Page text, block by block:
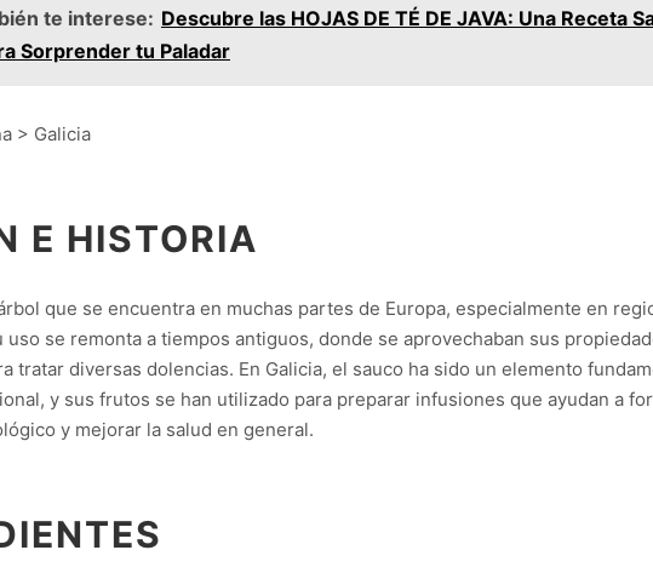
te interese: Descubre las HOJAS DE TÉ DE JAVA: Una Receta
Sorprender tu Paladar
> Galicia
E HISTORIA
que se encuentra en muchas partes de Europa, especialmente en
uso se remonta a tiempos antiguos, donde se aprovechaban sus
tratar diversas dolencias. En Galicia, el sauco ha sido un elemento
y sus frutos se han utilizado para preparar infusiones que ayudan a
y mejorar la salud en general.